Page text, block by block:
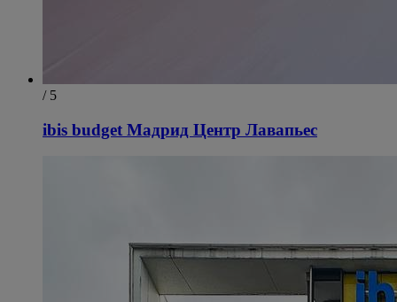
/ 5
ibis budget Мадрид Центр Лавапьес